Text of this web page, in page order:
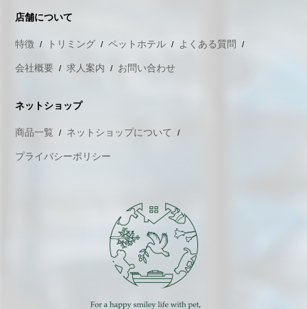
店舗について
特徴 トリミング ペットホテル よくある質問
会社概要 求人案内 お問い合わせ
ネットショップ
商品一覧 ネットショップについて
プライバシーポリシー